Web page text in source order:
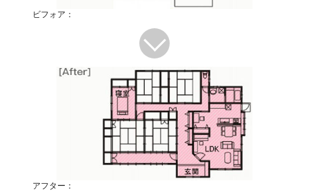
ビフォア：
アフター：